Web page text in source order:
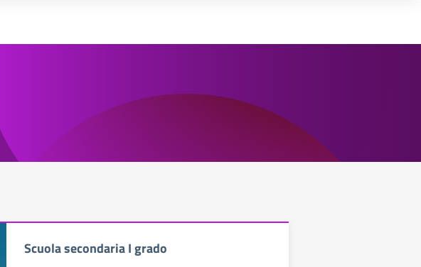
Scuola secondaria I grado